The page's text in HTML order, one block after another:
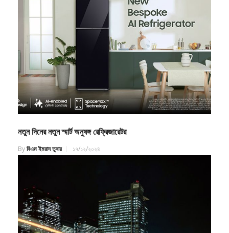
নতুন দিনের নতুন স্মার্ট অনুষঙ্গ রেফ্রিজারেটর
Byবিএম ইমরাদ তুষার ১৭/১২/২০২৪